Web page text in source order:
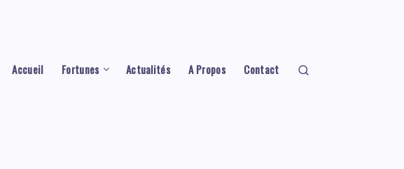
Accueil Fortunes Actualités A Propos Contact